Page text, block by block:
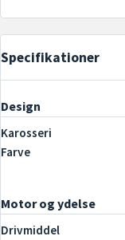
Specifikationer
Design
Karosseri
Farve
Motor og ydelse
Drivmiddel